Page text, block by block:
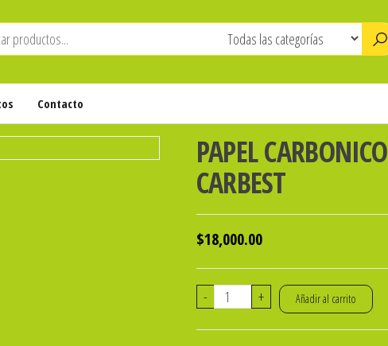
Contacto
PAPEL
CARBEST
$18,000.00
-
PAPEL
+ Añadir al carrito